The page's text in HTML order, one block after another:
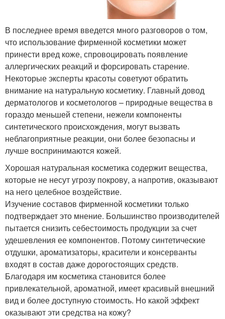
В последнее время введется много разговоров о том,
что использование фирменной косметики может
принести вред коже, спровоцировать появление
аллергических реакций и форсировать старение.
Некоторые эксперты красоты советуют обратить
внимание на натуральную косметику. Главный довод
дерматологов и косметологов – природные вещества в
гораздо меньшей степени, нежели компоненты
синтетического происхождения, могут вызвать
неблагоприятные реакции, они более безопасны и
лучше воспринимаются кожей.
Хорошая натуральная косметика содержит вещества,
которые не несут угрозу покрову, а напротив, оказывают
на него целебное воздействие.
Изучение составов фирменной косметики только
подтверждает это мнение. Большинство производителей
пытается снизить себестоимость продукции за счет
удешевления ее компонентов. Потому синтетические
отдушки, ароматизаторы, красители и консерванты
входят в состав даже дорогостоящих средств.
Благодаря им косметика становится более
привлекательной, ароматной, имеет красивый внешний
вид и более доступную стоимость. Но какой эффект
оказывают эти средства на кожу?